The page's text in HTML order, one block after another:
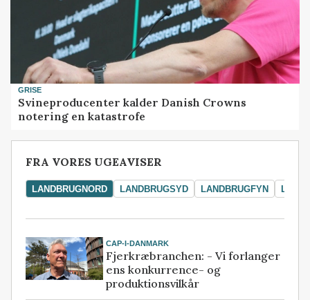
GRISE
Svineproducenter kalder Danish Crowns
notering en katastrofe
FRA VORES UGEAVISER
LANDBRUGNORD LANDBRUGSYD LANDBRUGFYN
CAP-I-DANMARK
Fjerkræbranchen: - Vi forlanger
ens konkurrence- og
produktionsvilkår